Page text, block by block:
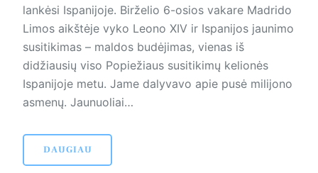
lankėsi Ispanijoje. Birželio 6-osios vakare Madrido
Limos aikštėje vyko Leono XIV ir Ispanijos jaunimo
susitikimas – maldos budėjimas, vienas iš
didžiausių viso Popiežiaus susitikimų kelionės
Ispanijoje metu. Jame dalyvavo apie pusė milijono
asmenų. Jaunuoliai…
DAUGIAU